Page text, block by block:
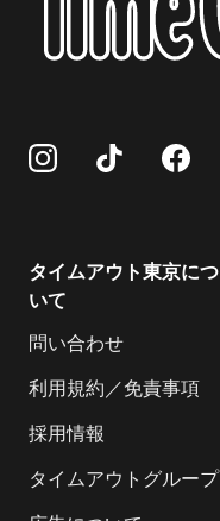
タイムアウト東京につ
いて
問い合わせ
利用規約／免責事項
採用情報
タイムアウトグループ